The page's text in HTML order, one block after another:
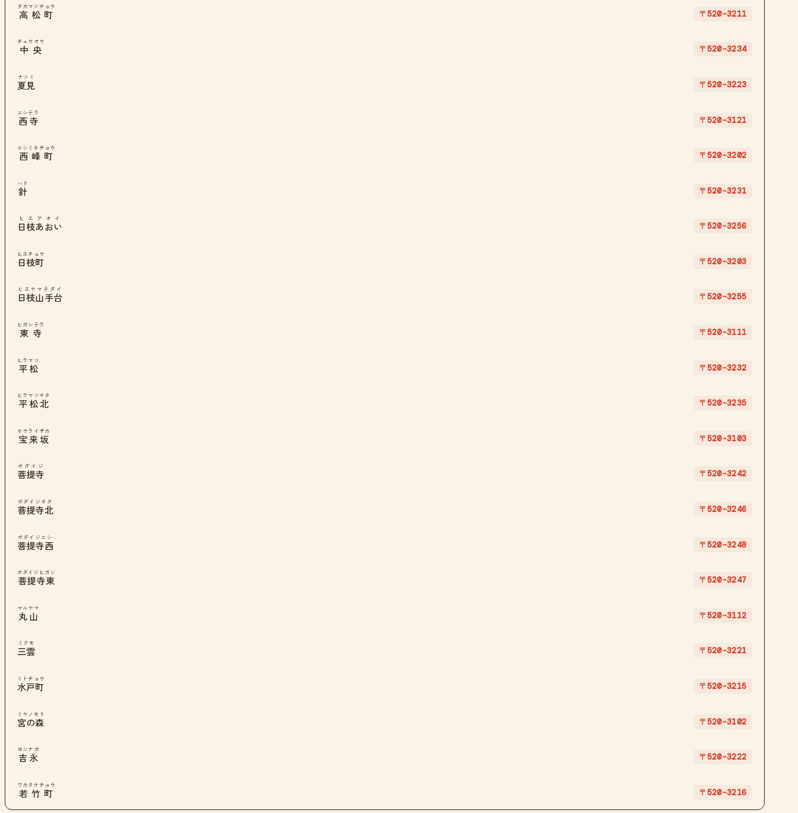
高松町
タカマツチョウ
〒520-3211
中央
チュウオウ
〒520-3234
夏見
ナツミ
〒520-3223
西寺
ニシテラ
〒520-3121
西峰町
ニシミネチョウ
〒520-3202
針
ハリ
〒520-3231
日枝あおい
ヒエアオイ
〒520-3256
日枝町
ヒエチョウ
〒520-3203
日枝山手台
ヒエヤマテダイ
〒520-3255
東寺
ヒガシテラ
〒520-3111
平松
ヒラマツ
〒520-3232
平松北
ヒラマツキタ
〒520-3235
宝来坂
ホウライザカ
〒520-3103
菩提寺
ボダイジ
〒520-3242
菩提寺北
ボダイジキタ
〒520-3246
菩提寺西
ボダイジニシ
〒520-3248
菩提寺東
ボダイジヒガシ
〒520-3247
丸山
マルヤマ
〒520-3112
三雲
ミクモ
〒520-3221
水戸町
ミトチョウ
〒520-3215
宮の森
ミヤノモリ
〒520-3102
吉永
ヨシナガ
〒520-3222
若竹町
ワカタケチョウ
〒520-3216